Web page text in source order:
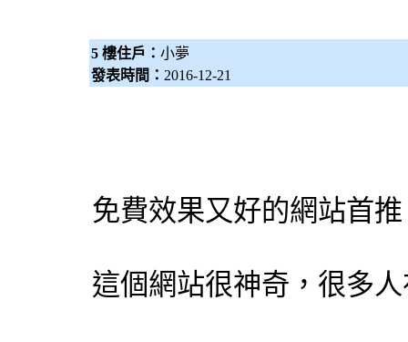
5 樓住戶： 小夢
發表時間： 2016-12-21
免費效果又好的網站首
這個網站很神奇，很多